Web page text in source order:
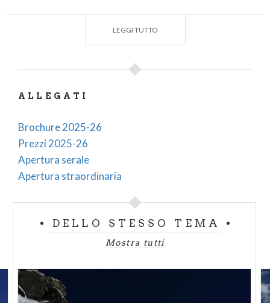
LEGGI TUTTO
ALLEGATI
Brochure 2025-26
Prezzi 2025-26
Apertura serale
Apertura straordinaria
DELLO STESSO TEMA
Mostra tutti